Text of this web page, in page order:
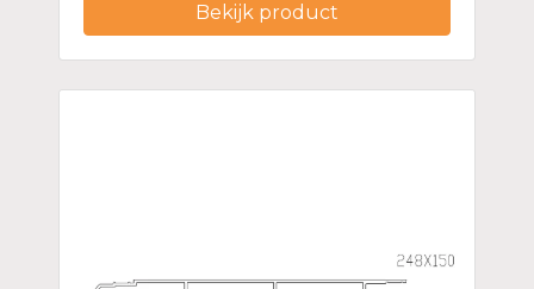
Bekijk product